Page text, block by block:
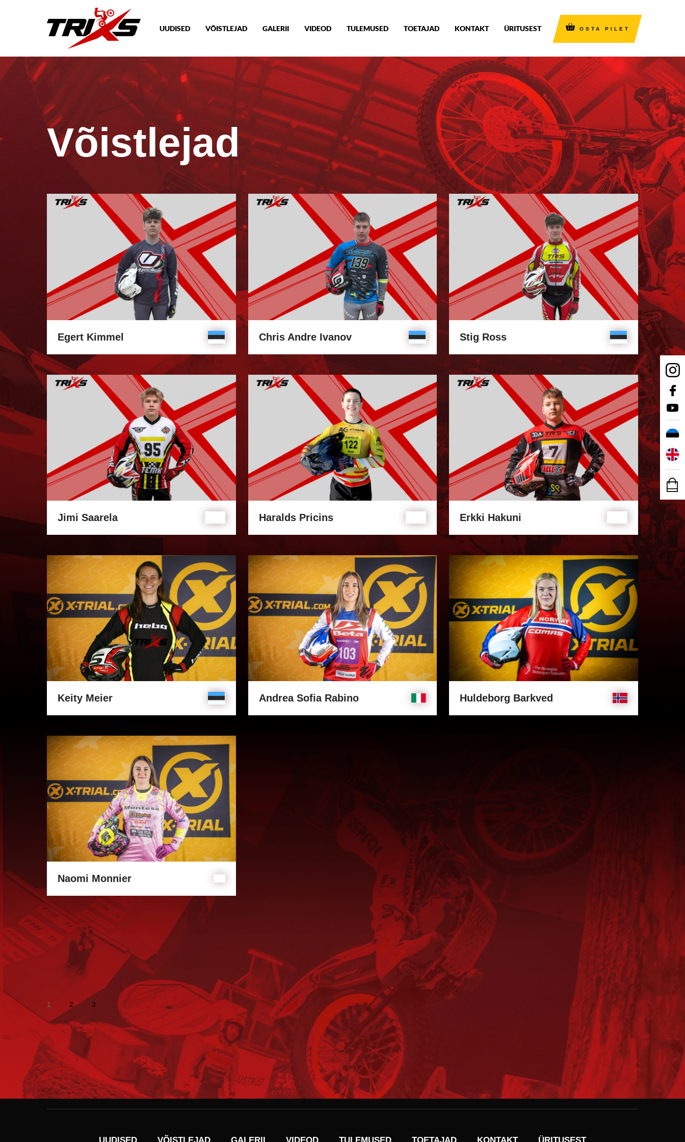
UUDISED VÕISTLEJAD GALERII VIDEOD TULEMUSED TOETAJAD KONTAKT ÜRITUSEST OSTA PILET
Võistlejad
Egert Kimmel Chris Andre Ivanov Stig Ross
Jimi Saarela Haralds Pricins Erkki Hakuni
Keity Meier Andrea Sofia Rabino Huldeborg Barkved
Naomi Monnier
1 2 3